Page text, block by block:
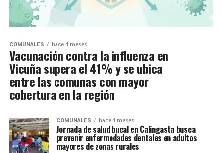
COMUNALES hace 4 meses
Vacunación contra la influenza en
Vicuña supera el 41% y se ubica
entre las comunas con mayor
cobertura en la región
COMUNALES hace 4 meses
Jornada de salud bucal en Calingasta busca
prevenir enfermedades dentales en adultos
mayores de zonas rurales